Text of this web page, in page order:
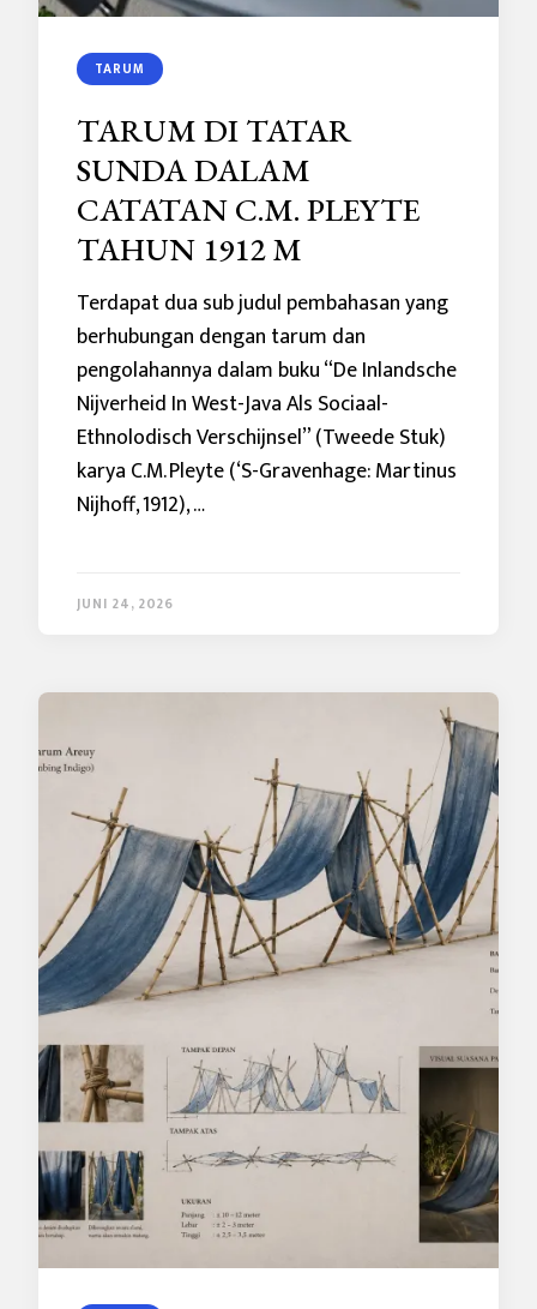
TARUM
TARUM DI TATAR
SUNDA DALAM
CATATAN C.M. PLEYTE
TAHUN 1912 M
Terdapat dua sub judul pembahasan yang
berhubungan dengan tarum dan
pengolahannya dalam buku “De Inlandsche
Nijverheid In West-Java Als Sociaal-
Ethnolodisch Verschijnsel” (Tweede Stuk)
karya C.M. Pleyte (‘S-Gravenhage: Martinus
Nijhoff, 1912), …
JUNI 24, 2026